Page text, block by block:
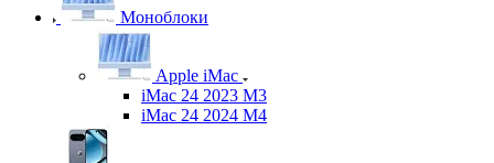
Моноблоки
Apple iMac
iMac 24 2023 M3
iMac 24 2024 M4